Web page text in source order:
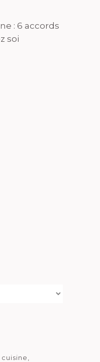
: 6 accords
soi